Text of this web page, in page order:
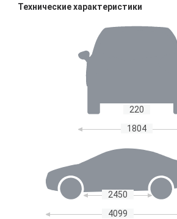
Технические характеристики
220
1804
2450
4099